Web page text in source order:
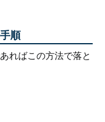
順
ればこの方法で落と